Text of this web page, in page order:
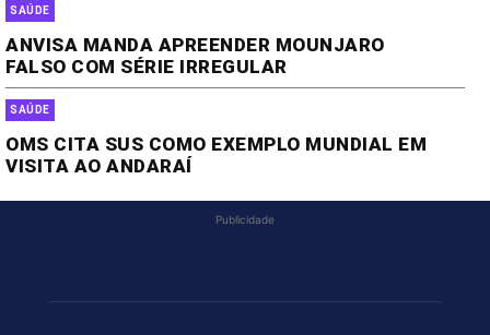
SAÚDE
ANVISA MANDA APREENDER MOUNJARO
FALSO COM SÉRIE IRREGULAR
SAÚDE
OMS CITA SUS COMO EXEMPLO MUNDIAL EM
VISITA AO ANDARAÍ
Publicidade